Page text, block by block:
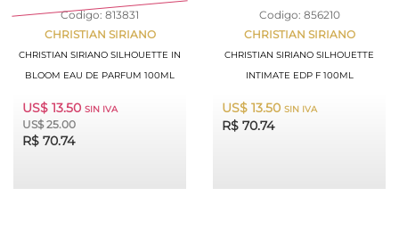
Codigo: 813831
CHRISTIAN SIRIANO
CHRISTIAN SIRIANO SILHOUETTE IN
BLOOM EAU DE PARFUM 100ML
US$ 13.50 SIN IVA
US$ 25.00
R$ 70.74
Codigo: 856210
CHRISTIAN SIRIANO
CHRISTIAN SIRIANO SILHOUETTE
INTIMATE EDP F 100ML
US$ 13.50 SIN IVA
R$ 70.74